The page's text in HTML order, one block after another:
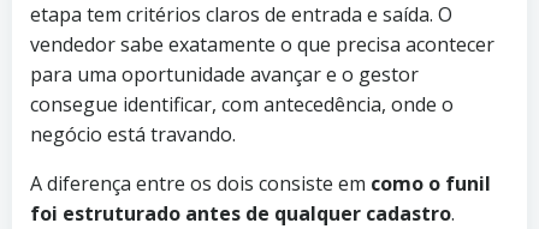
etapa tem critérios claros de entrada e saída. O
vendedor sabe exatamente o que precisa acontecer
para uma oportunidade avançar e o gestor
consegue identificar, com antecedência, onde o
negócio está travando.
A diferença entre os dois consiste em como o funil
foi estruturado antes de qualquer cadastro.